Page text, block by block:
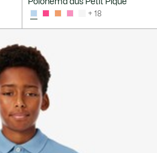
Polohemd aus Petit Piqué
+ 18